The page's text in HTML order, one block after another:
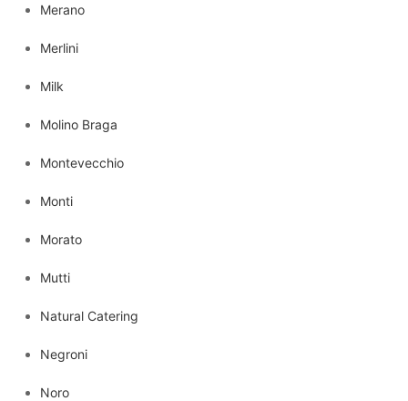
Merano
Merlini
Milk
Molino Braga
Montevecchio
Monti
Morato
Mutti
Natural Catering
Negroni
Noro